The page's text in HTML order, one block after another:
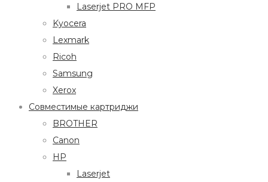
Laserjet PRO MFP
Kyocera
Lexmark
Ricoh
Samsung
Xerox
Совместимые картриджи
BROTHER
Canon
HP
Laserjet